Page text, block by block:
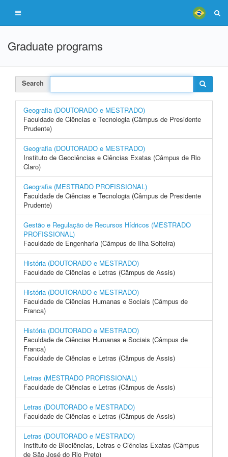
Graduate programs
Search
Geografia (DOUTORADO e MESTRADO)
Faculdade de Ciências e Tecnologia (Câmpus de Presidente
Prudente)
Geografia (DOUTORADO e MESTRADO)
Instituto de Geociências e Ciências Exatas (Câmpus de Rio
Claro)
Geografia (MESTRADO PROFISSIONAL)
Faculdade de Ciências e Tecnologia (Câmpus de Presidente
Prudente)
Gestão e Regulação de Recursos Hídricos (MESTRADO
PROFISSIONAL)
Faculdade de Engenharia (Câmpus de Ilha Solteira)
História (DOUTORADO e MESTRADO)
Faculdade de Ciências e Letras (Câmpus de Assis)
História (DOUTORADO e MESTRADO)
Faculdade de Ciências Humanas e Sociais (Câmpus de
Franca)
História (DOUTORADO e MESTRADO)
Faculdade de Ciências Humanas e Sociais (Câmpus de
Franca)
Faculdade de Ciências e Letras (Câmpus de Assis)
Letras (MESTRADO PROFISSIONAL)
Faculdade de Ciências e Letras (Câmpus de Assis)
Letras (DOUTORADO e MESTRADO)
Faculdade de Ciências e Letras (Câmpus de Assis)
Letras (DOUTORADO e MESTRADO)
Instituto de Biociências, Letras e Ciências Exatas (Câmpus
de São José do Rio Preto)